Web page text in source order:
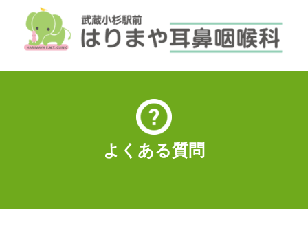
よくある質問